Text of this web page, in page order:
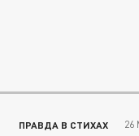
ПРАВДА В СТИХАХ 26